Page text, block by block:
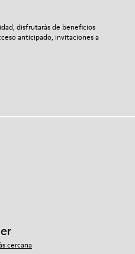
disfrutarás de beneficios
anticipado, invitaciones a
cercana